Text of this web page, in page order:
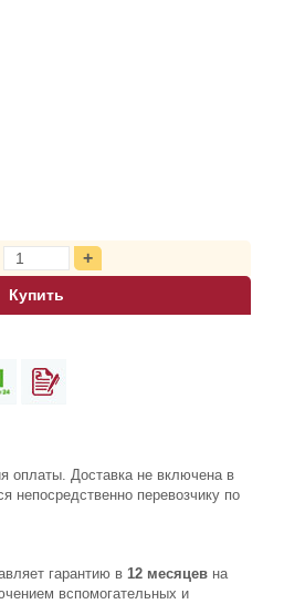
Купить
оплаты. Доставка не включена в
непосредственно перевозчику по
гарантию в 12 месяцев на
вспомогательных и